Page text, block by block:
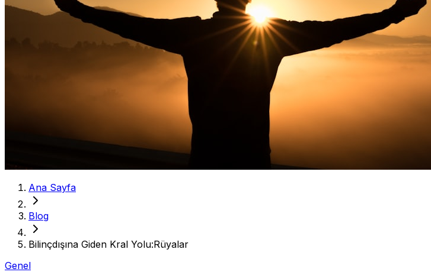
Ana Sayfa
Blog
Bilinçdışına Giden Kral Yolu:Rüyalar
Genel